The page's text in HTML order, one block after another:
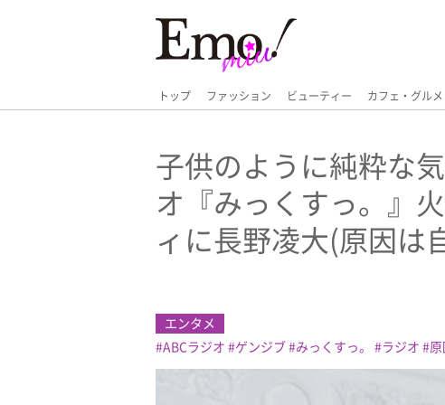
トップ ファッション ビューティー カフェ・グルメ
子供のように純粋な
オ『みっくすっ。』
ィに長野凌大(原因は
エンタメ
ABCラジオ
ゲンジブ みっくすっ。 ラジオ